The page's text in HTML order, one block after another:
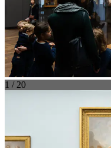
1 / 20